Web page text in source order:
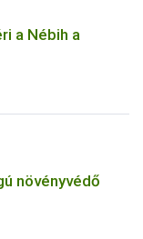
a Nébih a
növényvédő